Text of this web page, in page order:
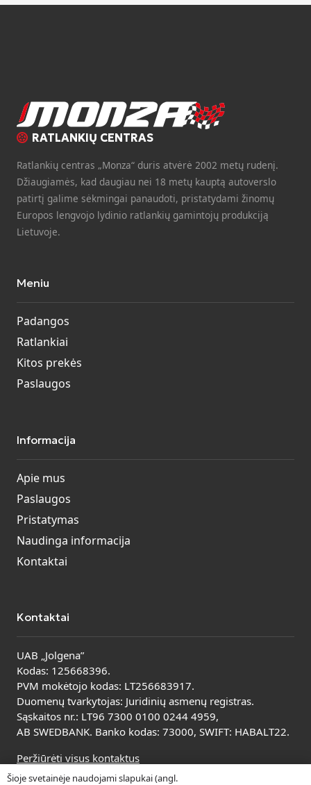
RATLANKIŲ CENTRAS
Ratlankių centras „Monza“ duris atvėrė 2002 metų rudenį.
Džiaugiamės, kad daugiau nei 18 metų kauptą autoverslo
patirtį galime sėkmingai panaudoti, pristatydami žinomų
Europos lengvojo lydinio ratlankių gamintojų produkciją
Lietuvoje.
Meniu
Padangos
Ratlankiai
Kitos prekės
Paslaugos
Informacija
Apie mus
Paslaugos
Pristatymas
Naudinga informacija
Kontaktai
Kontaktai
UAB „Jolgena”
Kodas: 125668396.
PVM mokėtojo kodas: LT256683917.
Duomenų tvarkytojas: Juridinių asmenų registras.
Sąskaitos nr.: LT96 7300 0100 0244 4959,
AB SWEDBANK. Banko kodas: 73000, SWIFT: HABALT22.
Peržiūrėti visus kontaktus
Šioje svetainėje naudojami slapukai (angl.